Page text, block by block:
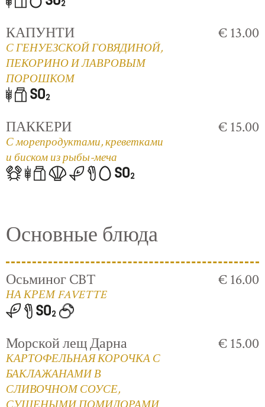
КАПУНТИ
С ГЕНУЕЗСКОЙ ГОВЯДИНОЙ,
ПЕКОРИНО И ЛАВРОВЫМ
ПОРОШКОМ
€ 13.00
ПАККЕРИ
С морепродуктами, креветками
и биском из рыбы-меча
€ 15.00
Основные блюда
Осьминог CBT
НА КРЕМ FAVETTE
€ 16.00
Морской лещ Дарна
КАРТОФЕЛЬНАЯ КОРОЧКА С
БАКЛАЖАНАМИ В
СЛИВОЧНОМ СОУСЕ,
€ 15.00